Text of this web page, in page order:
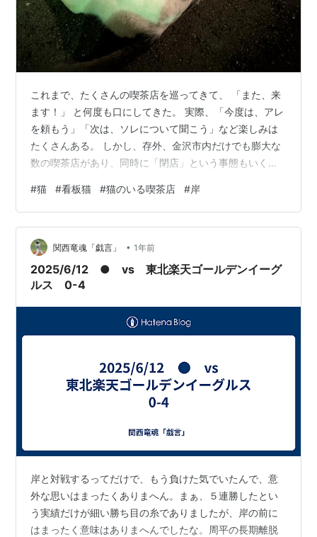
これまで、たくさんの喫茶店を巡ってきて、 「また、来
ます！」 と何度も口にしてきた。 実際、「今度は、アレ
を頼もう」「次は、ソレについて聞こう」など楽しみは
たくさんある。 しかし、存外、金沢市内だけでも膨大な
数の喫茶店があり、同時に「閉店」という事態もいくつ
まっている。なんの気なしに、注意散漫に、街を流して
いると目に入ってこなかった「喫茶店」というヤツが、
意識し始めるとあちこちに散見され、 「ここも行かなき
ゃならん」「あそこは行き逃せない」 となっている。 二
巡目を敢行できるのは、いつになるのか？遥か彼方。
か。 先日、2025年6月半ばの真夜中…
#猫 #看板猫 #猫のいる喫茶店 #岸
関西竜魂「戯言」 • 1年前
2025/6/12 ● vs 東北楽天ゴールデンイーグ
ルス 0-4
岸と対戦するってだけで、もう負けた気でいたんで、意
外な思いはまったくありまへん。まぁ、５連勝したとい
う実績だけが細い勝ち目の糸でありましたが、岸の前に
はまったく意味はありまへんでしたな。周平の長期離脱